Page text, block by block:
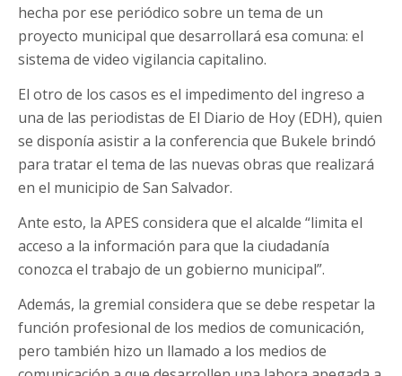
hecha por ese periódico sobre un tema de un
proyecto municipal que desarrollará esa comuna: el
sistema de video vigilancia capitalino.
El otro de los casos es el impedimento del ingreso a
una de las periodistas de El Diario de Hoy (EDH), quien
se disponía asistir a la conferencia que Bukele brindó
para tratar el tema de las nuevas obras que realizará
en el municipio de San Salvador.
Ante esto, la APES considera que el alcalde “limita el
acceso a la información para que la ciudadanía
conozca el trabajo de un gobierno municipal”.
Además, la gremial considera que se debe respetar la
función profesional de los medios de comunicación,
pero también hizo un llamado a los medios de